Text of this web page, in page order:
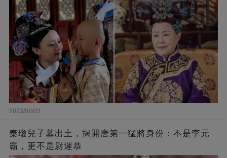
2023/08/03
秦瓊兒子墓出土，揭開唐第一猛將身份：不是李元
霸，更不是尉遲恭